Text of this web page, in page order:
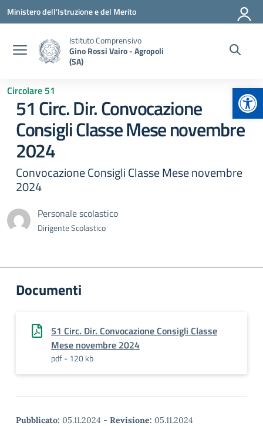
Vai ai contenuti
Vai al menu di navigazione
Vai al footer
Ministero dell'Istruzione e del Merito
Istituto Comprensivo
Gino Rossi Vairo - Agropoli
(SA)
Circolare 51
51 Circ. Dir. Convocazione
Consigli Classe Mese novembre
2024
Convocazione Consigli Classe Mese novembre
2024
Personale scolastico
Dirigente Scolastico
Documenti
51 Circ. Dir. Convocazione Consigli Classe
Mese novembre 2024
pdf - 120 kb
Pubblicato: 05.11.2024 - Revisione: 05.11.2024